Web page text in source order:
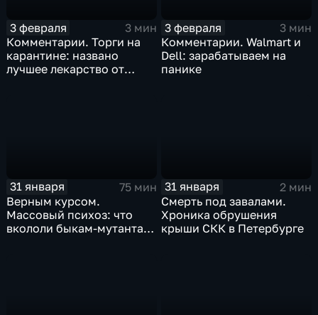
3 февраля
3 мин
Комментарии. Торги на
карантине: названо
лучшее лекарство от
3 февраля
3 мин
Комментарии. Walmart и
Dell: зарабатываем на
панике
31 января
75 мин
Верным курсом.
Массовый психоз: что
вкололи быкам-мутантам,
31 января
2 мин
Смерть под завалами.
Хроника обрушения
крыши СКК в Петербурге